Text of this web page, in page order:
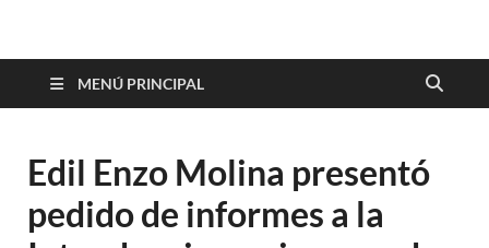
10minutos.com.uy
MENÚ PRINCIPAL
Edil Enzo Molina presentó
pedido de informes a la